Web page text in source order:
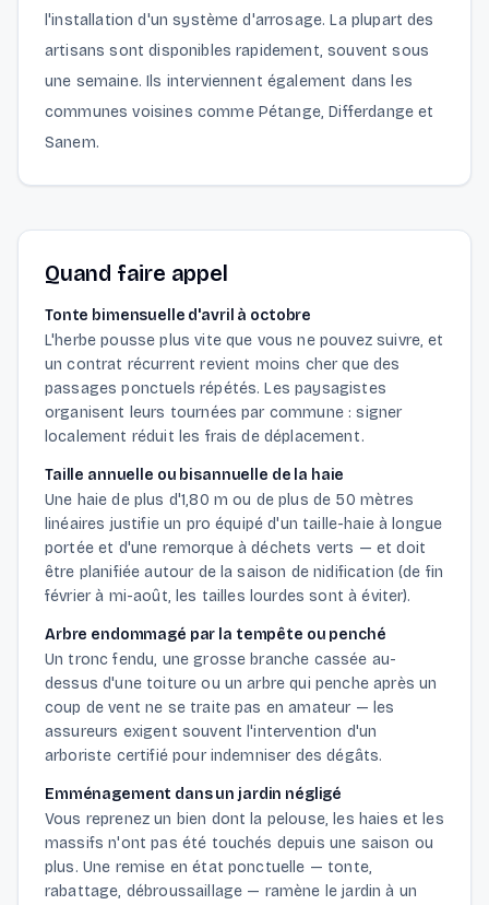
l'installation d'un système d'arrosage. La plupart des
artisans sont disponibles rapidement, souvent sous
une semaine. Ils interviennent également dans les
communes voisines comme Pétange, Differdange et
Sanem.
Quand faire appel
Tonte bimensuelle d'avril à octobre
L'herbe pousse plus vite que vous ne pouvez suivre, et
un contrat récurrent revient moins cher que des
passages ponctuels répétés. Les paysagistes
organisent leurs tournées par commune : signer
localement réduit les frais de déplacement.
Taille annuelle ou bisannuelle de la haie
Une haie de plus d'1,80 m ou de plus de 50 mètres
linéaires justifie un pro équipé d'un taille-haie à longue
portée et d'une remorque à déchets verts — et doit
être planifiée autour de la saison de nidification (de fin
février à mi-août, les tailles lourdes sont à éviter).
Arbre endommagé par la tempête ou penché
Un tronc fendu, une grosse branche cassée au-
dessus d'une toiture ou un arbre qui penche après un
coup de vent ne se traite pas en amateur — les
assureurs exigent souvent l'intervention d'un
arboriste certifié pour indemniser des dégâts.
Emménagement dans un jardin négligé
Vous reprenez un bien dont la pelouse, les haies et les
massifs n'ont pas été touchés depuis une saison ou
plus. Une remise en état ponctuelle — tonte,
rabattage, débroussaillage — ramène le jardin à un